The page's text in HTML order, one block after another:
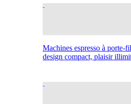
Machines espresso à porte-
design compact, plaisir